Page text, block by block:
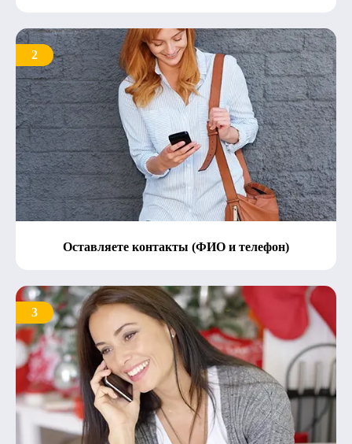
2
Оставляете контакты (ФИО и телефон)
3